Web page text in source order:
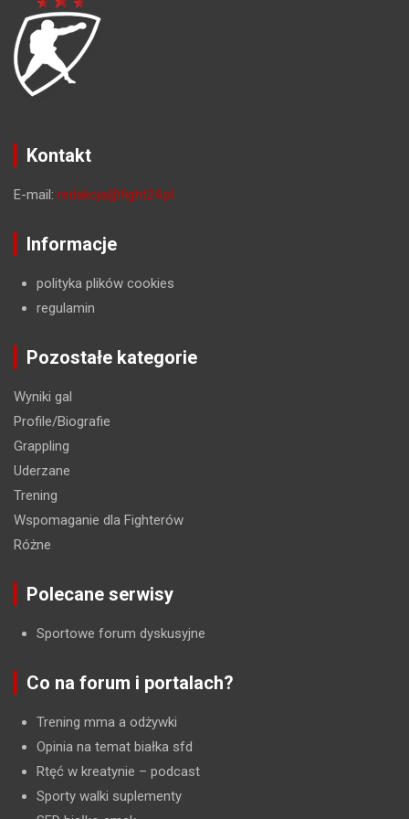
Kontakt
E-mail: redakcja@fight24.pl
Informacje
polityka plików cookies
regulamin
Pozostałe kategorie
Wyniki gal
Profile/Biografie
Grappling
Uderzane
Trening
Wspomaganie dla Fighterów
Różne
Polecane serwisy
Sportowe forum dyskusyjne
Co na forum i portalach?
Trening mma a odżywki
Opinia na temat białka sfd
Rtęć w kreatynie – podcast
Sporty walki suplementy